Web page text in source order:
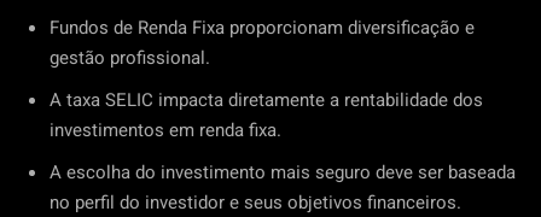
Fundos de Renda Fixa proporcionam diversificação e
gestão profissional.
A taxa SELIC impacta diretamente a rentabilidade dos
investimentos em renda fixa.
A escolha do investimento mais seguro deve ser baseada
no perfil do investidor e seus objetivos financeiros.